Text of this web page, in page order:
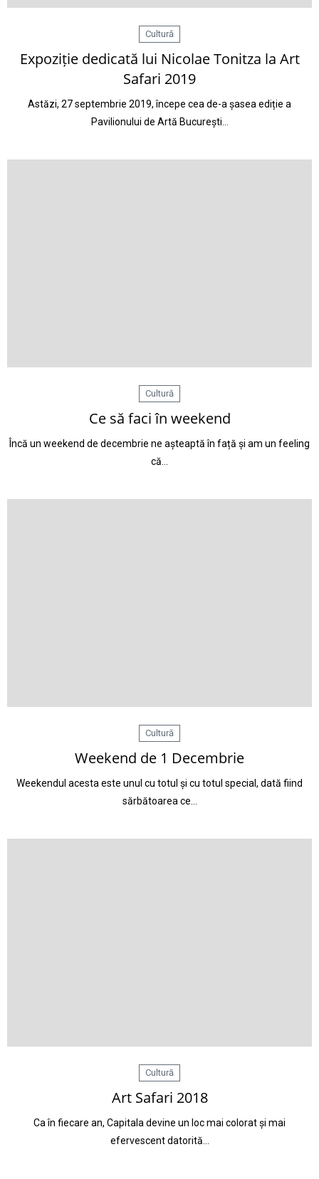
Cultură
Expoziție dedicată lui Nicolae Tonitza la Art
Safari 2019
Astăzi, 27 septembrie 2019, începe cea de-a șasea ediție a
Pavilionului de Artă București…
Cultură
Ce să faci în weekend
Încă un weekend de decembrie ne așteaptă în față și am un feeling
că…
Cultură
Weekend de 1 Decembrie
Weekendul acesta este unul cu totul și cu totul special, dată fiind
sărbătoarea ce…
Cultură
Art Safari 2018
Ca în fiecare an, Capitala devine un loc mai colorat și mai
efervescent datorită…